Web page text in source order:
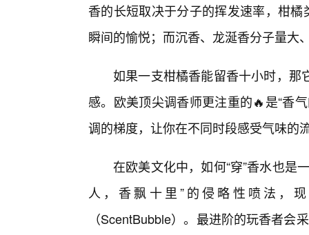
香的长短取决于分子的挥发速率，柑
瞬间的愉悦；而沉香、龙涎香分子量大
如果一支柑橘香能留香十小时，那
感。欧美顶尖调香师更注重的🔥是“香
调的梯度，让你在不同时段感受气味的
在欧美文化中，如何“穿”香水也是
人，香飘十里”的侵略性喷法，
（ScentBubble）。最进阶的玩香者会